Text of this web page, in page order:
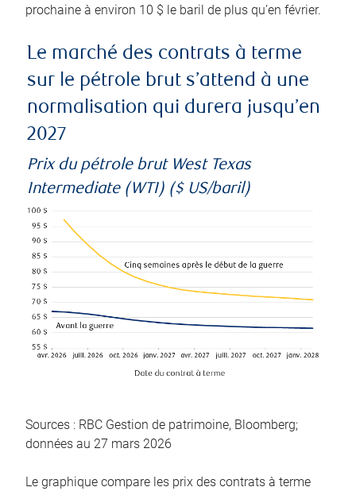
prochaine à environ 10 $ le baril de plus qu’en février.
Le marché des contrats à terme
sur le pétrole brut s’attend à une
normalisation qui durera jusqu’en
2027
Prix du pétrole brut West Texas
Intermediate (WTI) ($ US/baril)
Sources : RBC Gestion de patrimoine, Bloomberg;
données au 27 mars 2026
Le graphique compare les prix des contrats à terme